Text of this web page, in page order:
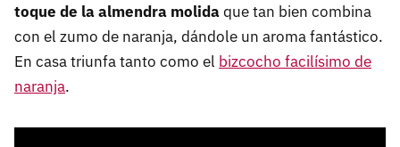
toque de la almendra molidaque tan bien combina
con el zumo de naranja, dándole un aroma fantástico.
En casa triunfa tanto como el bizcocho facilísimo de
naranja.